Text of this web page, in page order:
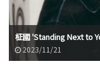
柾國 'Standing Next to
2023/11/21